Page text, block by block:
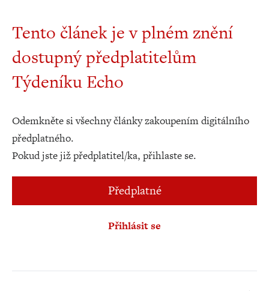
Tento článek je v plném znění
dostupný předplatitelům
Týdeníku Echo
Odemkněte si všechny články zakoupením digitálního
předplatného.
Pokud jste již předplatitel/ka, přihlaste se.
Předplatné
Přihlásit se